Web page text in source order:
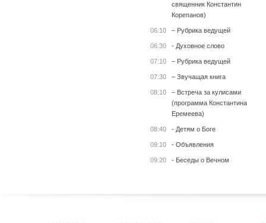
священник Константин
Корепанов)
06:10 – Рубрика ведущей
06:30 - Духовное слово
07:10 – Рубрика ведущей
07:30 – Звучащая книга
08:10
– Встреча за кулисами
(программа Константина
Еремеева)
08:40 - Детям о Боге
09:10 - Объявления
09:20 - Беседы о Вечном